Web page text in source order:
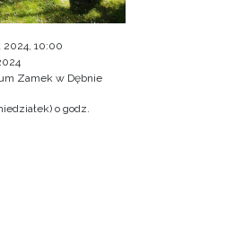
2024, 10:00
Zamek w Dębnie
o godz.